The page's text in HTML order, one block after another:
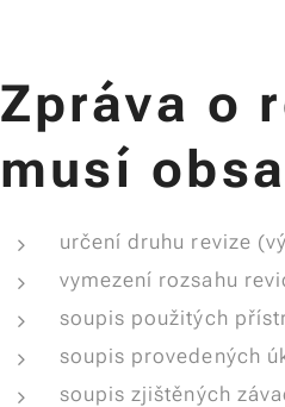
Zpráva o
musí
určení druhu revize
vymezení rozsahu
soupis použitých
soupis provedených
soupis zjištěných